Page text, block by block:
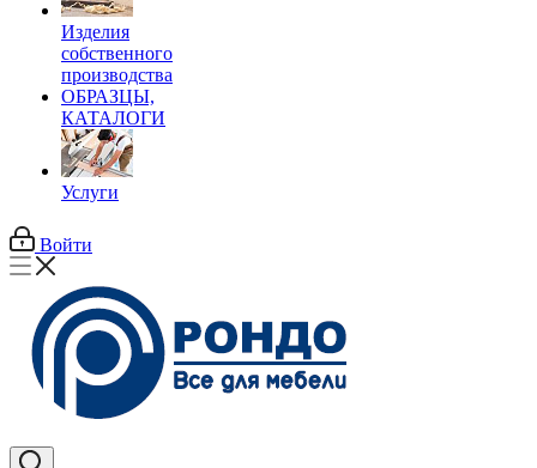
Изделия
собственного
производства
ОБРАЗЦЫ,
КАТАЛОГИ
Услуги
Войти